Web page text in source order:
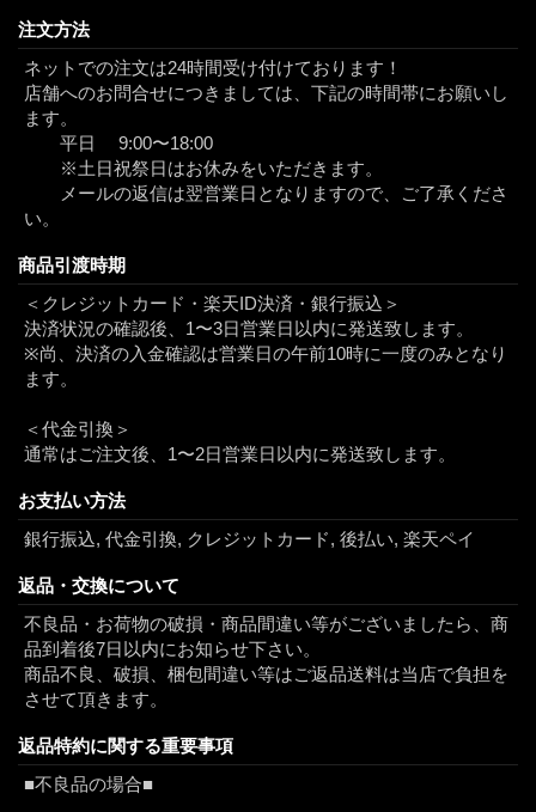
注文方法
ネットでの注文は24時間受け付けております！
店舗へのお問合せにつきましては、下記の時間帯にお願いし
ます。
平日 9:00〜18:00
※土日祝祭日はお休みをいただきます。
メールの返信は翌営業日となりますので、ご了承くださ
い。
商品引渡時期
＜クレジットカード・楽天ID決済・銀行振込＞
決済状況の確認後、1〜3日営業日以内に発送致します。
※尚、決済の入金確認は営業日の午前10時に一度のみとなり
ます。
＜代金引換＞
通常はご注文後、1〜2日営業日以内に発送致します。
お支払い方法
銀行振込, 代金引換, クレジットカード, 後払い, 楽天ペイ
返品・交換について
不良品・お荷物の破損・商品間違い等がございましたら、商
品到着後7日以内にお知らせ下さい。
商品不良、破損、梱包間違い等はご返品送料は当店で負担を
させて頂きます。
返品特約に関する重要事項
■不良品の場合■